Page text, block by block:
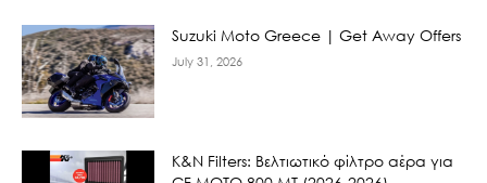
Suzuki Moto Greece | Get Away Offers
July 31, 2026
K&N Filters: Βελτιωτικό φίλτρο αέρα για